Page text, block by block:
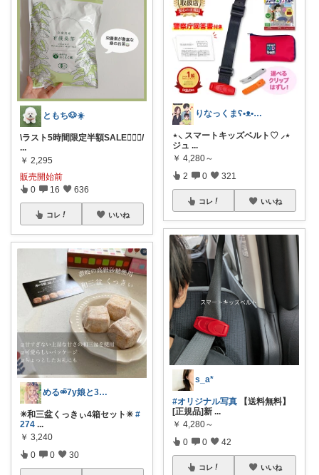
ともち🐶☀️
\ラスト5時間限定半額SALE🙆🏻‍♀️/
...
￥ 2,295
販売開始前
0 16 636
コレ いいね
める⚮̈7y娘と3人暮らし𓂃◌𓈒𓐍
✳︎和三盆くっきぃ4箱セット✳︎ #
274 ...
￥ 3,240
0 0 30
りなっくまʕ•ᴥ•ʔこどもと暮らし𖠿
⋆⸜ スマートキッズベルト♡ ⸝⋆
ジュ ...
￥ 4,280～
2 0 321
コレ いいね
s_a*
#オリジナル写真 【送料無料】
[正規品]新 ...
￥ 4,280～
0 0 42
コレ いいね